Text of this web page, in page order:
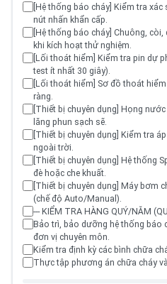
[Hệ thống báo cháy] Kiểm tra
nút nhấn khẩn cấp.
[Hệ thống báo cháy] Chuông,
khi kích hoạt thử nghiệm.
[Lối thoát hiểm] Kiểm tra pin dự
test ít nhất 30 giây).
[Lối thoát hiểm] Sơ đồ thoát
ràng.
[Thiết bị chuyên dụng] Họng
lăng phun sạch sẽ.
[Thiết bị chuyên dụng] Kiểm tra
ngoài trời.
[Thiết bị chuyên dụng] Hệ thống
đè hoặc che khuất.
[Thiết bị chuyên dụng] Máy bơm
(chế độ Auto/Manual).
--- KIỂM TRA HÀNG QUÝ/NĂM
Bảo trì, bảo dưỡng hệ thống báo
đơn vị chuyên môn.
Kiểm tra định kỳ các bình chữa
Thực tập phương án chữa cháy